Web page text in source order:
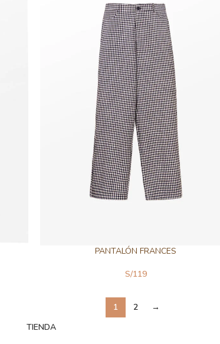
PANTALÓN FRANCES
S/119
1 2
→
TIENDA